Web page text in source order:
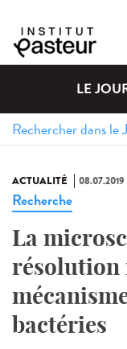
LE
ACTUALITÉ 08.07.2019
Recherche
La
résolution
bactéries